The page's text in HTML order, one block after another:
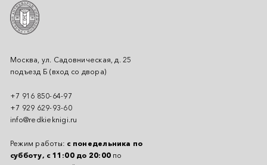
Москва, ул. Садовническая, д. 25
подъезд Б (вход со двора)
+7 916 850-64-97
+7 929 629-93-60
info@redkieknigi.ru
Режим работы: с понедельника по
субботу, с 11:00 до 20:00 по